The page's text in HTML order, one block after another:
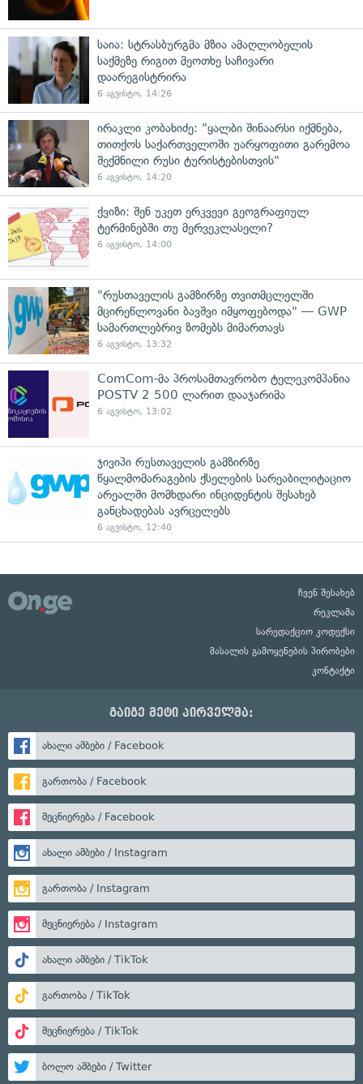
საია: სტრასბურგმა მზია ამაღლობელის
საქმეზე რიგით მეოთხე საჩივარი
დაარეგისტრირა
6 აგვისტო, 14:26
ირაკლი კობახიძე: "ყალბი შინაარსი იქმნება,
თითქოს საქართველოში უარყოფითი გარემოა
შექმნილი რუსი ტურისტებისთვის"
6 აგვისტო, 14:20
ქვიზი: შენ უკეთ ერკვევი გეოგრაფიულ
ტერმინებში თუ მერვეკლასელი?
6 აგვისტო, 14:00
"რუსთაველის გამზირზე თვითმცლელში
მცირეწლოვანი ბავშვი იმყოფებოდა" — GWP
სამართლებრივ ზომებს მიმართავს
6 აგვისტო, 13:32
ComCom-მა პროსამთავრობო ტელეკომპანია
POSTV 2 500 ლარით დააჯარიმა
6 აგვისტო, 13:02
ჯივიპი რუსთაველის გამზირზე
წყალმომარაგების ქსელების სარეაბილიტაციო
არეალში მომხდარი ინციდენტის შესახებ
განცხადებას ავრცელებს
6 აგვისტო, 12:40
ჩვენ შესახებ
რეკლამა
სარედაქციო კოდექსი
მასალის გამოყენების პირობები
კონტაქტი
გაიგე მეტი პირველმა:
ახალი ამბები / Facebook
გართობა / Facebook
მეცნიერება / Facebook
ახალი ამბები / Instagram
გართობა / Instagram
მეცნიერება / Instagram
ახალი ამბები / TikTok
გართობა / TikTok
მეცნიერება / TikTok
ბოლო ამბები / Twitter